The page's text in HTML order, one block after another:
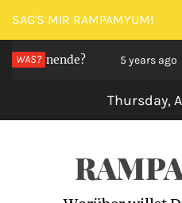
Skip
to
content
SAG'S MIR RAMPAMYUM!
WAS? 5 years ago
Thursday,